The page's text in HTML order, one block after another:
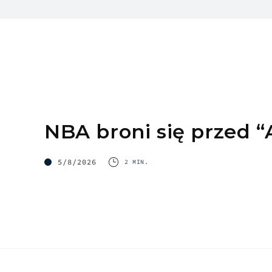
NBA broni się przed
5/8/2026 2 MIN.